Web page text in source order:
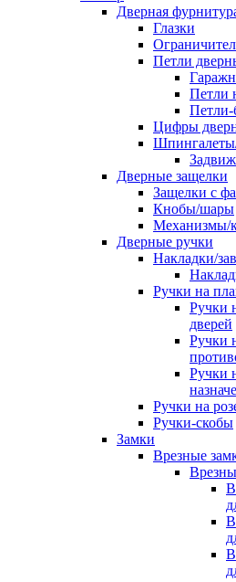
Дверная
Глазки
Петли
Петли
Петли-
Цифры
Дверные защелки
Защелки с
Кнобы/шары
Механизмы/
Дверные ручки
Накладки/
Ручки на
Ручки
дверей
Ручки
Ручки
Ручки на
Ручки-скобы
Замки
Врезные